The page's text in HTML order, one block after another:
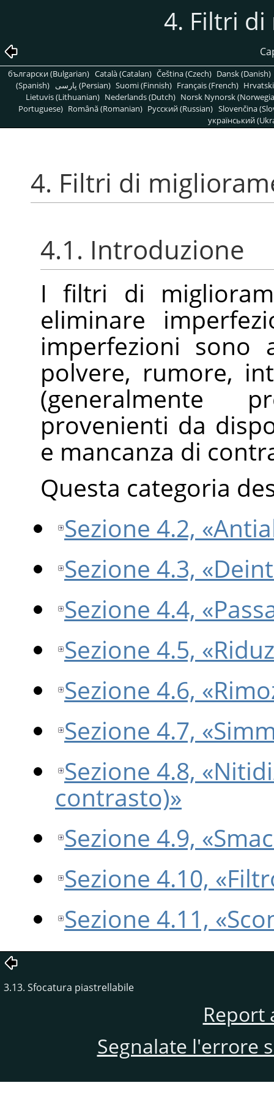
4. Filtri
български (Bulgarian) Català (Catalan) Čeština (Czech) Dansk (Danish)
(Spanish)
پارسی (Persian) Suomi (Finnish) Français (French)
Lietuvis (Lithuanian) Nederlands (Dutch) Norsk Nynorsk
Portuguese) Română (Romanian) Pусский (Russian) Slovenčina
український
4. Filtri di
4.1. Introduzione
I filtri di
eliminare
imperfezioni sono
polvere, rumore,
(generalmente
provenienti da
e mancanza di
Questa categoria
Sezione 4.2,
Sezione 4.3,
Sezione 4.4,
Sezione 4.5,
Sezione 4.6,
Sezione 4.7,
Sezione 4.8,
contrasto)»
Sezione 4.9,
Sezione 4.10,
Sezione 4.11,
3.13. Sfocatura piastrellabile
Report
Segnalate l'errore